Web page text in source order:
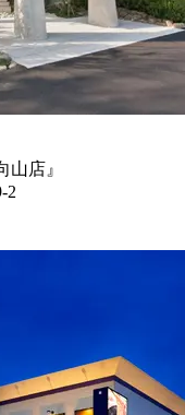
山店』
2